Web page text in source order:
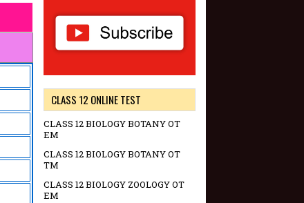
CLASS 12 ONLINE TEST
CLASS 12 BIOLOGY BOTANY OT
EM
CLASS 12 BIOLOGY BOTANY OT
TM
CLASS 12 BIOLOGY ZOOLOGY OT
EM